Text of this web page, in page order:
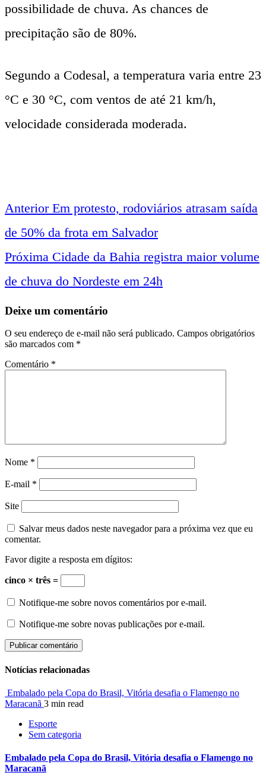
possibilidade de chuva. As chances de
precipitação são de 80%.
Segundo a Codesal, a temperatura varia entre 23
°C e 30 °C, com ventos de até 21 km/h,
velocidade considerada moderada.
Navegação
entre
notícias
AnteriorEm protesto, rodoviários atrasam saída
de 50% da frota em Salvador
Próxima Cidade da Bahia registra maior volume
de chuva do Nordeste em 24h
Deixe um comentário
O seu endereço de e-mail não será publicado. Campos obrigatórios
são marcados com *
Comentário *
Nome *
E-mail *
Site
Salvar meus dados neste navegador para a próxima vez que eu
comentar.
Favor digite a resposta em dígitos:
cinco × três =
Notifique-me sobre novos comentários por e-mail.
Notifique-me sobre novas publicações por e-mail.
Notícias relacionadas
Embalado pela Copa do Brasil, Vitória desafia o Flamengo no
Maracanã 3 min read
Esporte
Sem categoria
Embalado pela Copa do Brasil, Vitória desafia o Flamengo no
Maracanã